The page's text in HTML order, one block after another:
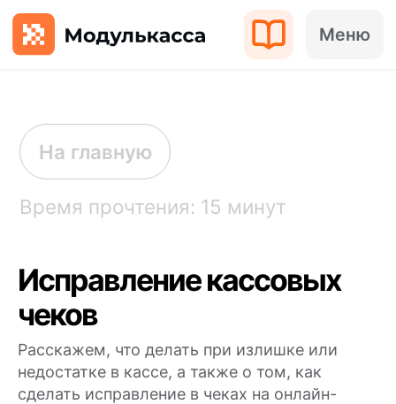
Меню
Время прочтения: 15 минут
Исправление кассовых
чеков
Расскажем, что делать при излишке или
недостатке в кассе, а также о том, как
сделать исправление в чеках на онлайн-